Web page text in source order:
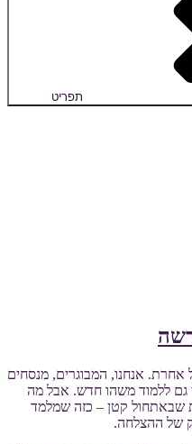
תפריט
אנחנו, המבוגרים, מנסחים
גם ללמוד משהו חדש. אבל מה
שבאתחול קטן – כזה שמלמד
של ההצלחה.